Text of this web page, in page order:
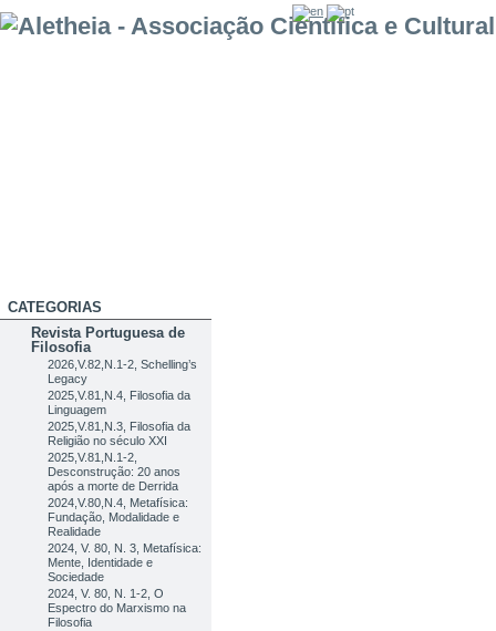
CATEGORIAS
Revista Portuguesa de
Filosofia
2026,V.82,N.1-2, Schelling’s
Legacy
2025,V.81,N.4, Filosofia da
Linguagem
2025,V.81,N.3, Filosofia da
Religião no século XXI
2025,V.81,N.1-2,
Desconstrução: 20 anos
após a morte de Derrida
2024,V.80,N.4, Metafísica:
Fundação, Modalidade e
Realidade
2024, V. 80, N. 3, Metafísica:
Mente, Identidade e
Sociedade
2024, V. 80, N. 1-2, O
Espectro do Marxismo na
Filosofia